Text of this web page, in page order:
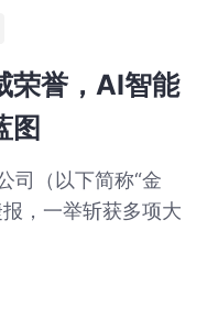
荣誉，AI智能
图
司（以下简称“金
，一举斩获多项大